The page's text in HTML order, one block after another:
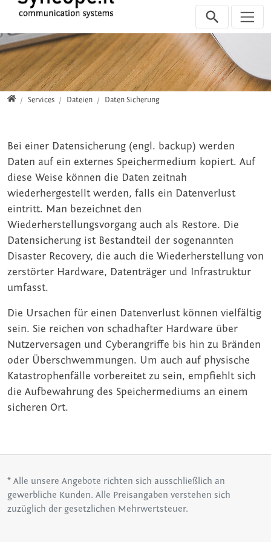
Direkt zur Hauptnavigation springen
Direkt zum Inhalt springen
Zur Unternavigation springen
HomeServices Dateien Daten Sicherung
Bei einer Datensicherung (engl. backup) werden
Daten auf ein externes Speichermedium kopiert. Auf
diese Weise können die Daten zeitnah
wiederhergestellt werden, falls ein Datenverlust
eintritt. Man bezeichnet den
Wiederherstellungsvorgang auch als Restore. Die
Datensicherung ist Bestandteil der sogenannten
Disaster Recovery, die auch die Wiederherstellung von
zerstörter Hardware, Datenträger und Infrastruktur
umfasst.
Die Ursachen für einen Datenverlust können vielfältig
sein. Sie reichen von schadhafter Hardware über
Nutzerversagen und Cyberangriffe bis hin zu Bränden
oder Überschwemmungen. Um auch auf physische
Katastrophenfälle vorbereitet zu sein, empfiehlt sich
die Aufbewahrung des Speichermediums an einem
sicheren Ort.
* Alle unsere Angebote richten sich ausschließlich an
gewerbliche Kunden. Alle Preisangaben verstehen sich
zuzüglich der gesetzlichen Mehrwertsteuer.